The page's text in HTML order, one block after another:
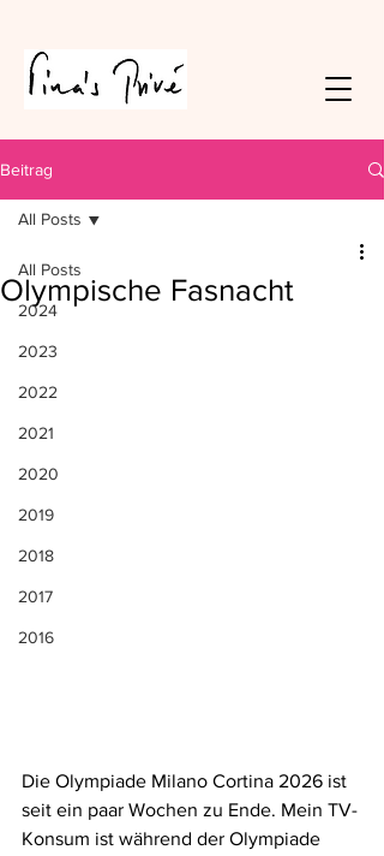
Beitrag
All Posts
2024
2023
2022
2021
2020
2019
2018
2017
2016
All Posts
Olympische Fasnacht
Die Olympiade Milano Cortina 2026 ist
seit ein paar Wochen zu Ende. Mein TV-
Konsum ist während der Olympiade